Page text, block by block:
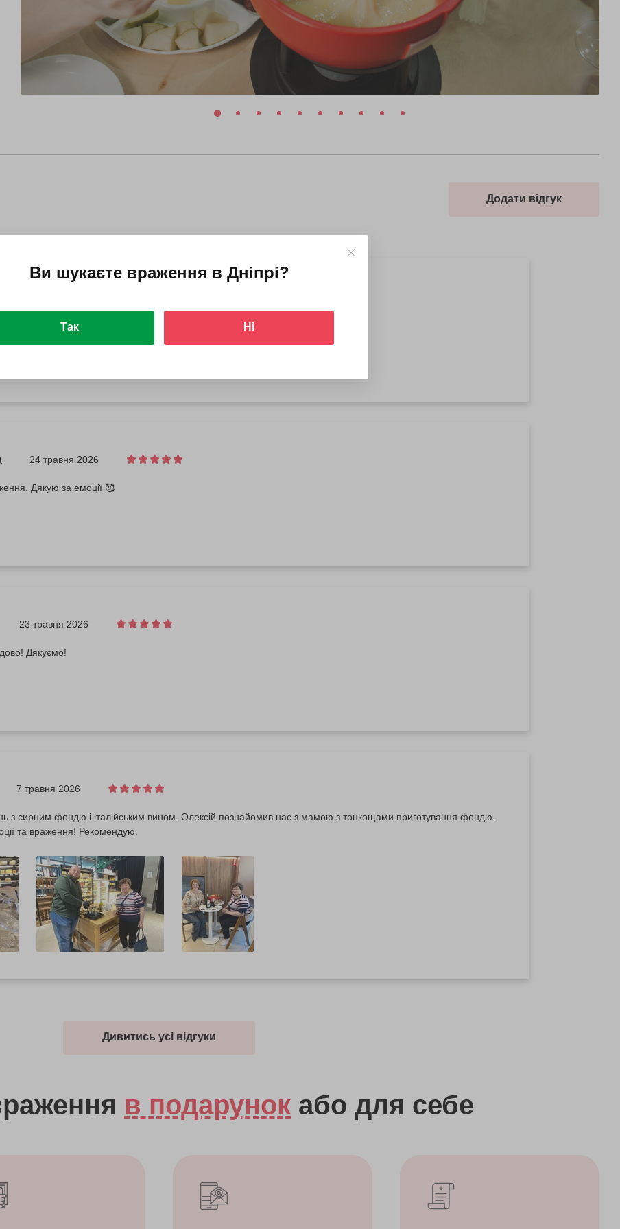
Додати відгук
100017180260271
було цікаво.
24 травня 2026
Дякую за емоції 🥰
23 травня 2026
Дякуємо!
7 травня 2026
з сирним фондю і італійським вином. Олексій познайомив нас з мамою з тонкощами приготування фондю.
та враження! Рекомендую.
Дивитись усі відгуки
в подарунок або для себе
Ви шукаєте враження в Дніпрі?
Так Ні